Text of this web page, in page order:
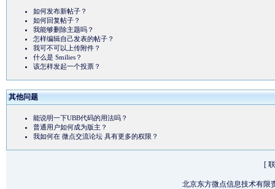
如何发布新帖子？
如何回复帖子？
我能够删除主题吗？
怎样编辑自己发表的帖子？
我可不可以上传附件？
什么是 Smilies？
该怎样发起一个投票？
其他问题
能说明一下UBB代码的用法吗？
普通用户如何成为版主？
我如何在 微点交流论坛 具有更多的权限？
[
北京东方微点信息技术有限